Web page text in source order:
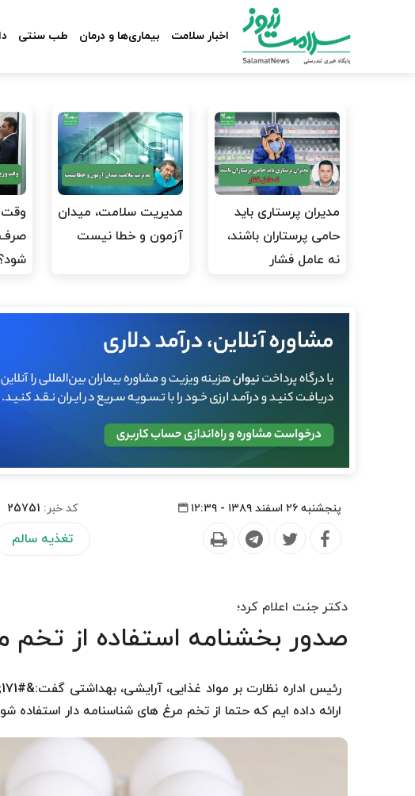
اخبار سلامت بیماری‌ها و درمان طب سنتی
مدیران پرستاری باید
حامی پرستاران باشند،
نه عامل فشار
مدیریت سلامت، میدان
آزمون و خطا نیست
وقت
صرف
پنجشنبه ۲۶ اسفند ۱۳۸۹ - ۱۲:۳۹ کد خبر: 25751
تغذیه سالم
دکتر جنت اعلام کرد؛
صدور بخشنامه استفاده از تخم
ارائه داده ایم که حتما از تخم مرغ های شناسنامه دار استفاده